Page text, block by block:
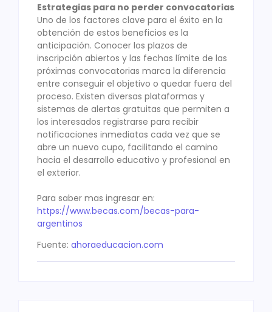
Estrategias para no perder convocatorias
Uno de los factores clave para el éxito en la
obtención de estos beneficios es la
anticipación. Conocer los plazos de
inscripción abiertos y las fechas límite de las
próximas convocatorias marca la diferencia
entre conseguir el objetivo o quedar fuera del
proceso. Existen diversas plataformas y
sistemas de alertas gratuitas que permiten a
los interesados registrarse para recibir
notificaciones inmediatas cada vez que se
abre un nuevo cupo, facilitando el camino
hacia el desarrollo educativo y profesional en
el exterior.
Para saber mas ingresar en:
https://www.becas.com/becas-para-
argentinos
Fuente: ahoraeducacion.com